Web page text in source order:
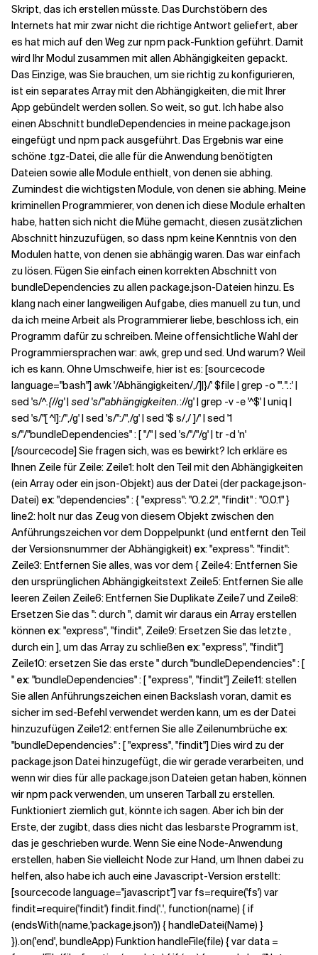
Skript, das ich erstellen müsste. Das Durchstöbern des
Internets hat mir zwar nicht die richtige Antwort geliefert, aber
es hat mich auf den Weg zur npm pack-Funktion geführt. Damit
wird Ihr Modul zusammen mit allen Abhängigkeiten gepackt.
Das Einzige, was Sie brauchen, um sie richtig zu konfigurieren,
ist ein separates Array mit den Abhängigkeiten, die mit Ihrer
App gebündelt werden sollen. So weit, so gut. Ich habe also
einen Abschnitt bundleDependencies in meine package.json
eingefügt und npm pack ausgeführt. Das Ergebnis war eine
schöne .tgz-Datei, die alle für die Anwendung benötigten
Dateien sowie alle Module enthielt, von denen sie abhing.
Zumindest die wichtigsten Module, von denen sie abhing. Meine
kriminellen Programmierer, von denen ich diese Module erhalten
habe, hatten sich nicht die Mühe gemacht, diesen zusätzlichen
Abschnitt hinzuzufügen, so dass npm keine Kenntnis von den
Modulen hatte, von denen sie abhängig waren. Das war einfach
zu lösen. Fügen Sie einfach einen korrekten Abschnitt von
bundleDependencies zu allen package.json-Dateien hinzu. Es
klang nach einer langweiligen Aufgabe, dies manuell zu tun, und
da ich meine Arbeit als Programmierer liebe, beschloss ich, ein
Programm dafür zu schreiben. Meine offensichtliche Wahl der
Programmiersprachen war: awk, grep und sed. Und warum? Weil
ich es kann. Ohne Umschweife, hier ist es: [sourcecode
language="bash"] awk '/Abhängigkeiten/,/]|}/' $file | grep -o '".".:' |
sed 's/^.{//g' | sed 's/"abhängigkeiten.://g' | grep -v -e '^$' | uniq |
sed 's/"[ ^I]:/",/g' | sed 's/":/",/g' | sed '$ s/,/ ]/' | sed '1
s/"/"bundleDependencies" : [ "/" | sed 's/"/"/g' | tr -d 'n'
[/sourcecode] Sie fragen sich, was es bewirkt? Ich erkläre es
Ihnen Zeile für Zeile: Zeile1: holt den Teil mit den Abhängigkeiten
(ein Array oder ein json-Objekt) aus der Datei (der package.json-
Datei) ex: "dependencies" : { "express": "0.2.2", "findit" : "0.0.1" }
line2: holt nur das Zeug von diesem Objekt zwischen den
Anführungszeichen vor dem Doppelpunkt (und entfernt den Teil
der Versionsnummer der Abhängigkeit) ex: "express": "findit":
Zeile3: Entfernen Sie alles, was vor dem { Zeile4: Entfernen Sie
den ursprünglichen Abhängigkeitstext Zeile5: Entfernen Sie alle
leeren Zeilen Zeile6: Entfernen Sie Duplikate Zeile7 und Zeile8:
Ersetzen Sie das ": durch ", damit wir daraus ein Array erstellen
können ex: "express", "findit", Zeile9: Ersetzen Sie das letzte ,
durch ein ], um das Array zu schließen ex: "express", "findit"]
Zeile10: ersetzen Sie das erste " durch "bundleDependencies" : [
" ex: "bundleDependencies" : [ "express", "findit"] Zeile11: stellen
Sie allen Anführungszeichen einen Backslash voran, damit es
sicher im sed-Befehl verwendet werden kann, um es der Datei
hinzuzufügen Zeile12: entfernen Sie alle Zeilenumbrüche ex:
"bundleDependencies" : [ "express", "findit"] Dies wird zu der
package.json Datei hinzugefügt, die wir gerade verarbeiten, und
wenn wir dies für alle package.json Dateien getan haben, können
wir npm pack verwenden, um unseren Tarball zu erstellen.
Funktioniert ziemlich gut, könnte ich sagen. Aber ich bin der
Erste, der zugibt, dass dies nicht das lesbarste Programm ist,
das je geschrieben wurde. Wenn Sie eine Node-Anwendung
erstellen, haben Sie vielleicht Node zur Hand, um Ihnen dabei zu
helfen, also habe ich auch eine Javascript-Version erstellt:
[sourcecode language="javascript"] var fs=require('fs') var
findit=require('findit') findit.find('.', function(name) { if
(endsWith(name,'package.json')) { handleDatei(Name) }
}).on('end', bundleApp) Funktion handleFile(file) { var data =